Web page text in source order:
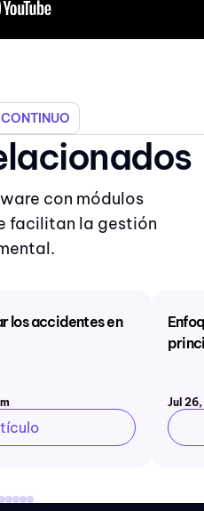
con módulos
facilitan la gestión
los accidentes en
Jul